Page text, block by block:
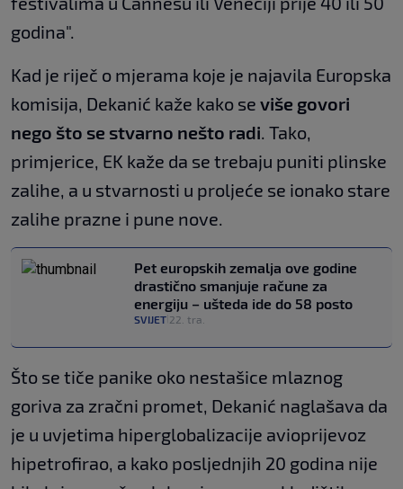
godina".
Kad je riječ o mjerama koje je najavila Europska
komisija, Dekanić kaže kako se više govori
nego što se stvarno nešto radi. Tako,
primjerice, EK kaže da se trebaju puniti plinske
zalihe, a u stvarnosti u proljeće se ionako stare
zalihe prazne i pune nove.
Pet europskih zemalja ove godine
drastično smanjuje račune za
energiju – ušteda ide do 58 posto
SVIJET 22. tra.
Što se tiče panike oko nestašice mlaznog
goriva za zračni promet, Dekanić naglašava da
je u uvjetima hiperglobalizacije avioprijevoz
hipetrofirao, a kako posljednjih 20 godina nije